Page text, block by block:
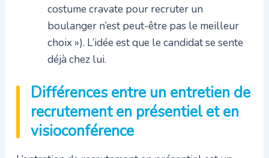
costume cravate pour recruter un
boulanger n’est peut-être pas le meilleur
choix »). L’idée est que le candidat se sente
déjà chez lui.
Différences entre un entretien de
recrutement en présentiel et en
visioconférence